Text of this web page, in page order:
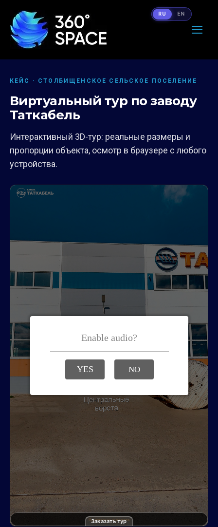
КЕЙС · СТОЛБИЩЕНСКОЕ СЕЛЬСКОЕ ПОСЕЛЕНИЕ
Виртуальный тур по заводу
Таткабель
Интерактивный 3D-тур: реальные размеры и
пропорции объекта, осмотр в браузере с любого
устройства.
Заказать тур
RU EN